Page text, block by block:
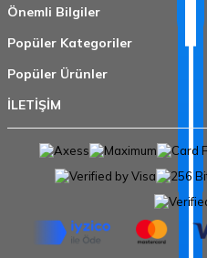
Önemli Bilgiler
Popüler Kategoriler
Popüler Ürünler
İLETİŞİM